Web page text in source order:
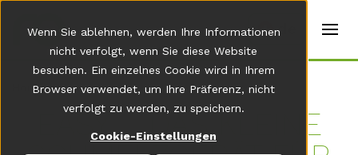
Wenn Sie ablehnen, werden Ihre Informationen
nicht verfolgt, wenn Sie diese Website
besuchen. Ein einzelnes Cookie wird in Ihrem
Browser verwendet, um Ihre Präferenz, nicht
verfolgt zu werden, zu speichern.
Cookie-Einstellungen
t
r
s
E
n
g
de
Home
EASY – DAS KLEI­NE